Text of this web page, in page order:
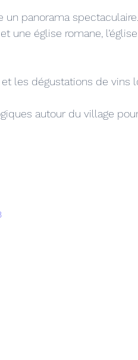
un panorama
église romane,
les dégustations de vins
autour du village